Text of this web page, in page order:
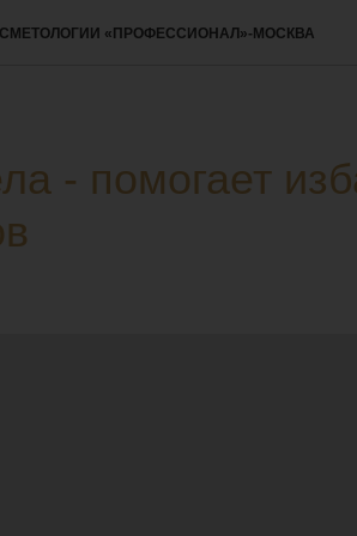
«ПРОФЕССИОНАЛ»-МОСКВА
- помогает